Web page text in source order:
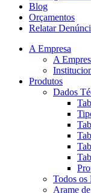
Blog
Orçamentos
Relatar
A Empresa
A
Produtos
Dados
Todos os
Arame